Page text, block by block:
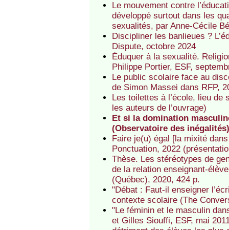
Le mouvement contre
développé surtout dans les
sexualités, par Anne-Cécile
Discipliner les banlieues ?
Dispute, octobre 2024
Éduquer à la sexualité.
Philippe Portier, ESF,
Le public scolaire face au
de Simon Massei dans RFP,
Les toilettes à l’école, lieu
les auteurs de l’ouvrage)
Et si la domination
(Observatoire des
Faire je(u) égal [la mixité
Ponctuation, 2022
Thèse. Les stéréotypes de
de la relation enseignant-
(Québec), 2020, 424 p.
"Débat : Faut-il enseigner
contexte scolaire (The
"Le féminin et le masculin
et Gilles Siouffi, ESF, mai